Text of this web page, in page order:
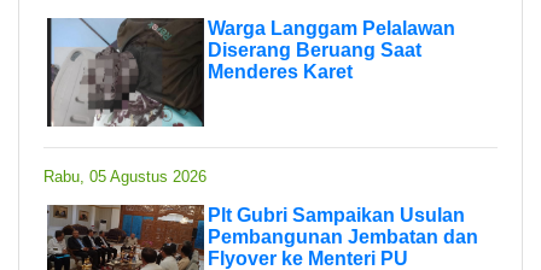
Warga Langgam Pelalawan
Diserang Beruang Saat
Menderes Karet
Rabu, 05 Agustus 2026
Plt Gubri Sampaikan Usulan
Pembangunan Jembatan dan
Flyover ke Menteri PU